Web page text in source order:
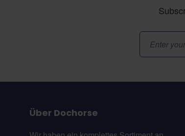
E-Mail-
Über Dochorse